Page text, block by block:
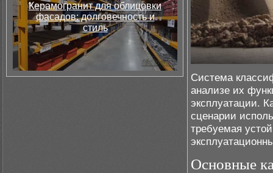
Керамогранит для облицовки
фасадов: долговечность и
стиль
Система
анализе их
эксплуатации.
сценарии
требуемая
Основные